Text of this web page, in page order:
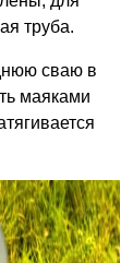
труба.
сваю в
маяками